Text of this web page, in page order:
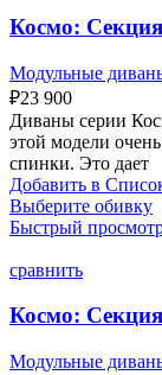
Космо:
Модульные
₽23 900
Диваны серии
этой модели
спинки. Это дает
Добавить в
Выберите обивку
Быстрый
сравнить
Космо:
Модульные